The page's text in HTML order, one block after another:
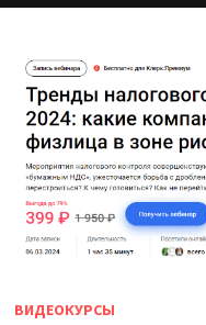
ВИДЕОКУРСЫ